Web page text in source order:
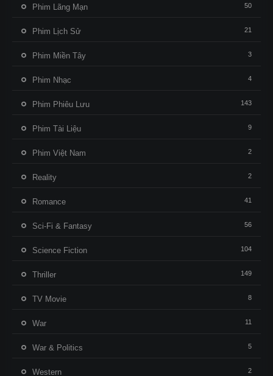
Phim Lãng Mạn 50
Phim Lịch Sử 21
Phim Miền Tây 3
Phim Nhạc 4
Phim Phiêu Lưu 143
Phim Tài Liệu 9
Phim Việt Nam 2
Reality 2
Romance 41
Sci-Fi & Fantasy 56
Science Fiction 104
Thriller 149
TV Movie 8
War 11
War & Politics 5
Western 2